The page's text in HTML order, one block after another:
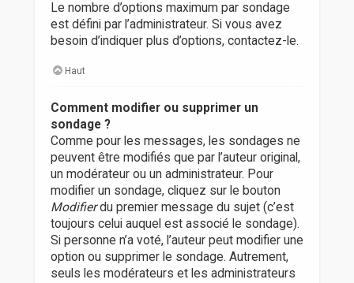
Le nombre d’options maximum par sondage
est défini par l’administrateur. Si vous avez
besoin d’indiquer plus d’options, contactez-le.
Haut
Comment modifier ou supprimer un
sondage ?
Comme pour les messages, les sondages ne
peuvent être modifiés que par l’auteur original,
un modérateur ou un administrateur. Pour
modifier un sondage, cliquez sur le bouton
Modifierdu premier message du sujet (c’est
toujours celui auquel est associé le sondage).
Si personne n’a voté, l’auteur peut modifier une
option ou supprimer le sondage. Autrement,
seuls les modérateurs et les administrateurs